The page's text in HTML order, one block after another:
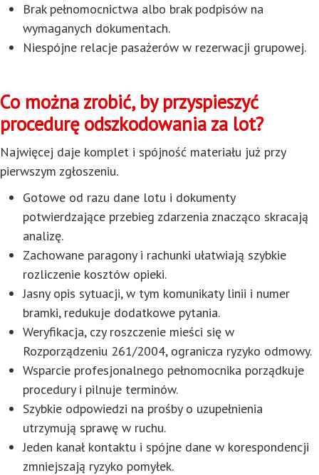
Brak pełnomocnictwa albo brak podpisów na
wymaganych dokumentach.
Niespójne relacje pasażerów w rezerwacji grupowej.
Co można zrobić, by przyspieszyć
procedurę odszkodowania za lot?
Najwięcej daje komplet i spójność materiału już przy
pierwszym zgłoszeniu.
Gotowe od razu dane lotu i dokumenty
potwierdzające przebieg zdarzenia znacząco skracają
analizę.
Zachowane paragony i rachunki ułatwiają szybkie
rozliczenie kosztów opieki.
Jasny opis sytuacji, w tym komunikaty linii i numer
bramki, redukuje dodatkowe pytania.
Weryfikacja, czy roszczenie mieści się w
Rozporządzeniu 261/2004, ogranicza ryzyko odmowy.
Wsparcie profesjonalnego pełnomocnika porządkuje
procedury i pilnuje terminów.
Szybkie odpowiedzi na prośby o uzupełnienia
utrzymują sprawę w ruchu.
Jeden kanał kontaktu i spójne dane w korespondencji
zmniejszają ryzyko pomyłek.